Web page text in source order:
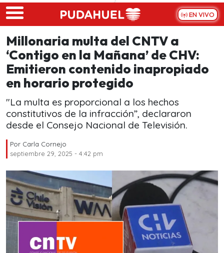
Skip to main content
EN VIVO
Millonaria multa del CNTV a
‘Contigo en la Mañana’ de CHV:
Emitieron contenido inapropiado
en horario protegido
"La multa es proporcional a los hechos
constitutivos de la infracción”, declararon
desde el Consejo Nacional de Televisión.
Por Carla Cornejo
septiembre 29, 2025 - 4:42 pm